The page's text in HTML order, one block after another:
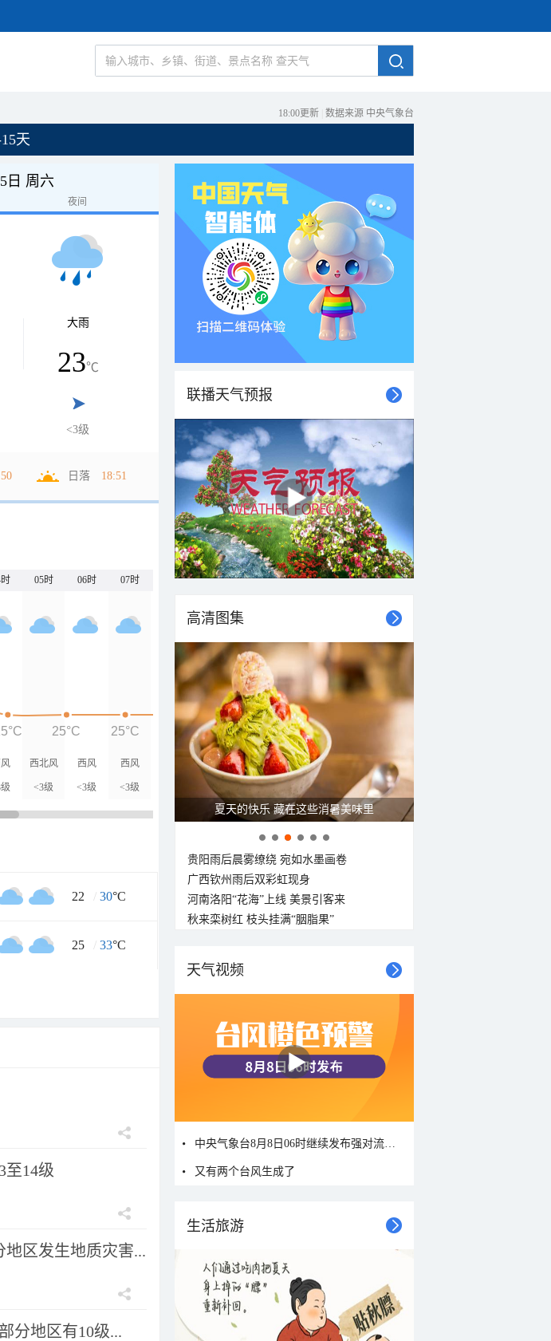
18:00更新 数据来源 中央气象台
天
日 周六
夜间
大雨
23℃
<3级
日落 18:51
05时 06时 07时
西北风
<3级
西风
<3级
西风
<3级
25°C 25°C 25°C 25°C 25°C
22 / 30°C
25 / 33°C
至14级
区发生地质灾害...
分地区有10级...
联播天气预报
高清图集
夏天的快乐 藏在这些消暑美味里
贵阳雨后晨雾缭绕 宛如水墨画卷
广西钦州雨后双彩虹现身
河南洛阳“花海”上线 美景引客来
秋来栾树红 枝头挂满“胭脂果”
天气视频
中央气象台8月8日06时继续发布强对流天气蓝色预警
又有两个台风生成了
生活旅游